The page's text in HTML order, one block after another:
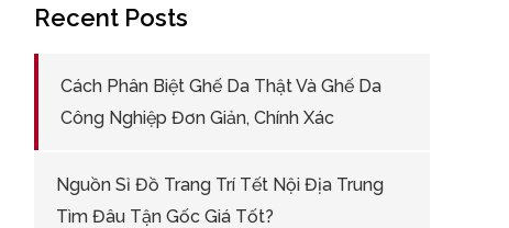
Recent Posts
Cách Phân Biệt Ghế Da Thật Và Ghế Da
Công Nghiệp Đơn Giản, Chính Xác
Nguồn Sỉ Đồ Trang Trí Tết Nội Địa Trung
Tìm Đâu Tận Gốc Giá Tốt?